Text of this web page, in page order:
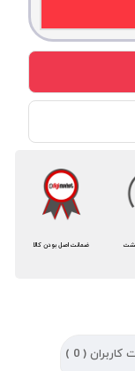
ضمانت اصل بودن کالا
کاربران ( 0
)